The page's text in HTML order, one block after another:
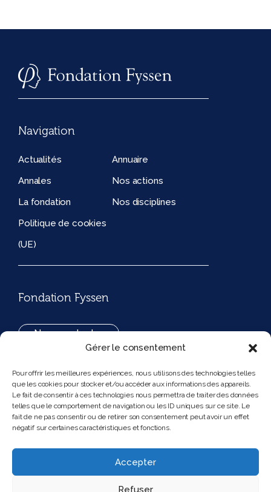
Gérer le consentement
Pour offrir les meilleures expériences, nous utilisons des technologies telles
que les cookies pour stocker et/ou accéder aux informations des appareils.
Le fait de consentir à ces technologies nous permettra de traiter des données
telles que le comportement de navigation ou les ID uniques sur ce site. Le
fait de ne pas consentir ou de retirer son consentement peut avoir un effet
négatif sur certaines caractéristiques et fonctions.
Accepter
Refuser
Navigation
Actualités
Annuaire
Annales
Nos actions
La fondation
Nos disciplines
Politique de cookies
(UE)
Fondation Fyssen
Nous contacter
194, rue de Rivoli 75001 Paris France
Nous suivre